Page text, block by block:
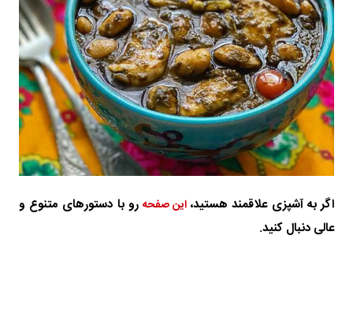
اگر به آشپزی علاقمند هستید، این صفحه رو با دستورهای متنوع و
عالی دنبال کنید.